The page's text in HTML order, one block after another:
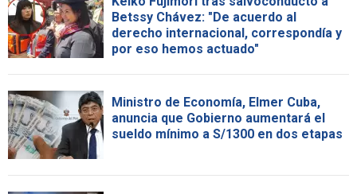
Betssy Chávez: "De acuerdo al
derecho internacional, correspondía y
por eso hemos actuado"
Ministro de Economía, Elmer Cuba,
anuncia que Gobierno aumentará el
sueldo mínimo a S/1300 en dos etapas